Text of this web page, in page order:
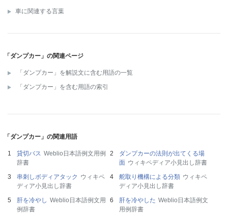
車に関連する言葉
「ダンプカー」の関連ページ
「ダンプカー」を解説文に含む用語の一覧
「ダンプカー」を含む用語の索引
「ダンプカー」の関連用語
貸切バス Weblio日本語例文用例
辞書
ダンプカーの法則が出てくる場
面 ウィキペディア小見出し辞書
串刺しボディアタック ウィキペ
ディア小見出し辞書
舵取り機構による分類 ウィキペ
ディア小見出し辞書
肝を冷やし Weblio日本語例文用
例辞書
肝を冷やした Weblio日本語例文
用例辞書